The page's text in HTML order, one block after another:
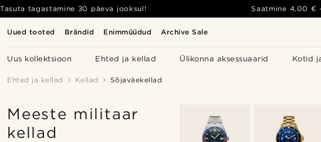
Uued tooted Brändid Enimmüüdud Archive Sale
Uus kollektsioon Ehted ja kellad Ülikonna aksessuaarid Kotid
Tasuta tagastamine 30 päeva jooksul! Saatmine 4,00 €
Ehted ja kellad Kellad Sõjaväekellad
Meeste militaar
kellad